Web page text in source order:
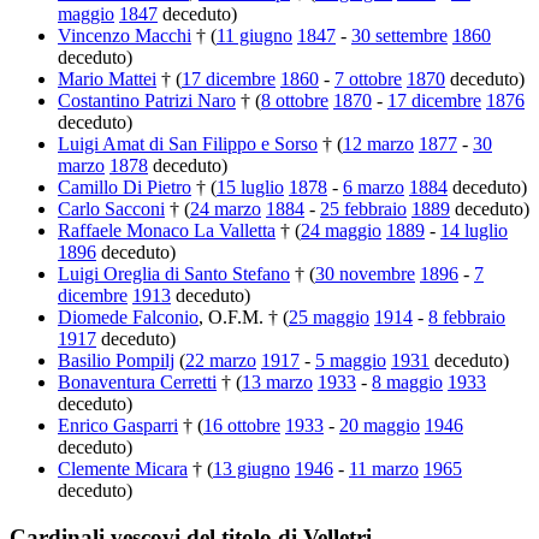
maggio 1847 deceduto)
Vincenzo Macchi † (11 giugno 1847 - 30 settembre 1860
deceduto)
Mario Mattei † (17 dicembre 1860 - 7 ottobre 1870 deceduto)
Costantino Patrizi Naro † (8 ottobre 1870 - 17 dicembre 1876
deceduto)
Luigi Amat di San Filippo e Sorso † (12 marzo 1877 - 30
marzo 1878 deceduto)
Camillo Di Pietro † (15 luglio 1878 - 6 marzo 1884 deceduto)
Carlo Sacconi † (24 marzo 1884 - 25 febbraio 1889 deceduto)
Raffaele Monaco La Valletta † (24 maggio 1889 - 14 luglio
1896 deceduto)
Luigi Oreglia di Santo Stefano † (30 novembre 1896 - 7
dicembre 1913 deceduto)
Diomede Falconio, O.F.M. † (25 maggio 1914 - 8 febbraio
1917 deceduto)
Basilio Pompilj (22 marzo 1917 - 5 maggio 1931 deceduto)
Bonaventura Cerretti † (13 marzo 1933 - 8 maggio 1933
deceduto)
Enrico Gasparri † (16 ottobre 1933 - 20 maggio 1946
deceduto)
Clemente Micara † (13 giugno 1946 - 11 marzo 1965
deceduto)